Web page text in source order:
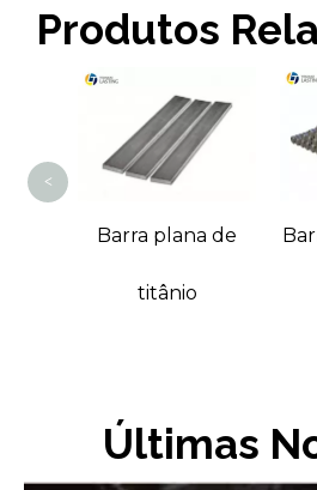
Produtos
Barra plana de
titânio
<
Últimas